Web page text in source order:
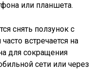
или планшета.
снять ползунок с
встречается на
для сокращения
сети или через